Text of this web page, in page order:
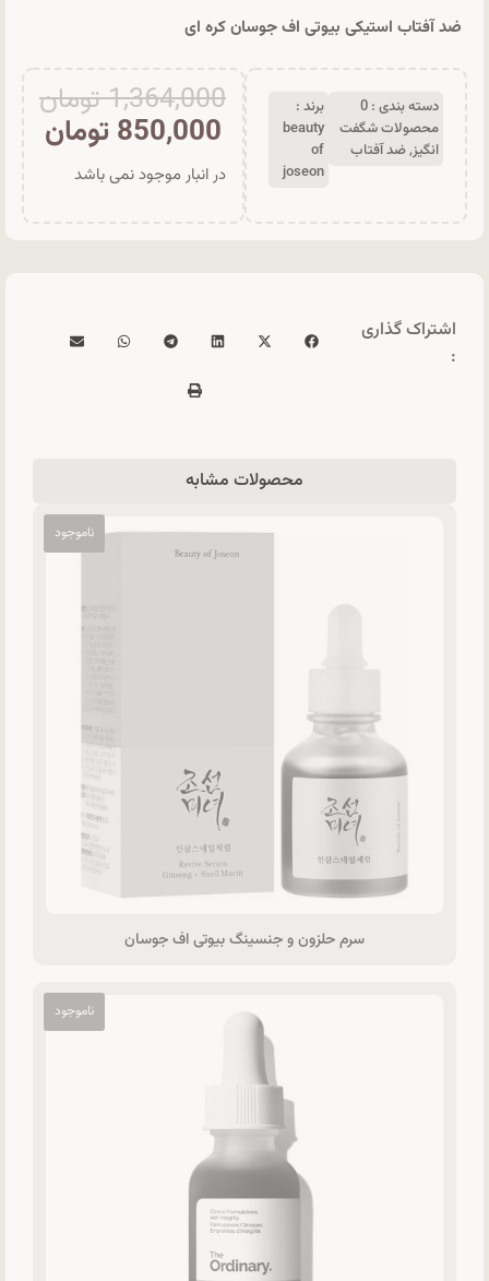
ضد آفتاب استیکی بیوتی اف جوسان کره ای
دسته بندی : 0
محصولات شگفت
انگیز,ضد آفتاب
برند :
beauty
of
joseon
1,364,000تومان
850,000 تومان
در انبار موجود نمی باشد
اشتراک گذاری
:
محصولات مشابه
سرم حلزون و جنسینگ بیوتی اف جوسان